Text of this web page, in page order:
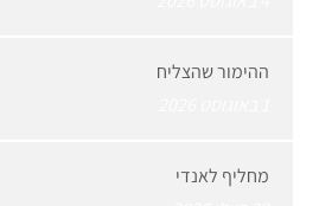
ההימור שהצליח
מחליף לאנדי